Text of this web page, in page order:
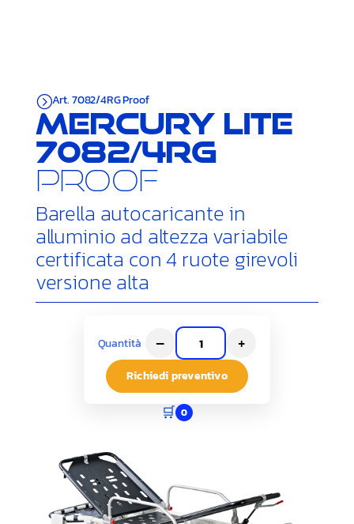
=Art. 7082/4RG Proof
Mercury Lite
7082/4RG
Proof
Barella autocaricante in
alluminio ad altezza variabile
certificata con 4 ruote girevoli
versione alta
Quantità – +
Richiedi preventivo
🛒 0